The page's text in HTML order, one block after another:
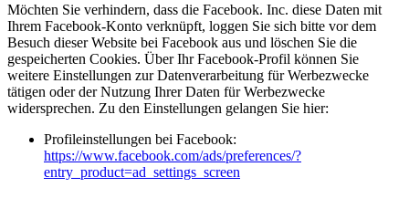
Möchten Sie verhindern, dass die Facebook. Inc. diese Daten mit
Ihrem Facebook-Konto verknüpft, loggen Sie sich bitte vor dem
Besuch dieser Website bei Facebook aus und löschen Sie die
gespeicherten Cookies. Über Ihr Facebook-Profil können Sie
weitere Einstellungen zur Datenverarbeitung für Werbezwecke
tätigen oder der Nutzung Ihrer Daten für Werbezwecke
widersprechen. Zu den Einstellungen gelangen Sie hier:
Profileinstellungen bei Facebook:
https://www.facebook.com/ads/preferences/?
entry_product=ad_settings_screen